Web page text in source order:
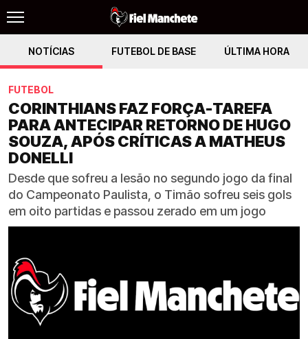
NOTÍCIAS FUTEBOL DE BASE ÚLTIMA HORA
FUTEBOL
CORINTHIANS FAZ FORÇA-TAREFA
PARA ANTECIPAR RETORNO DE HUGO
SOUZA, APÓS CRÍTICAS A MATHEUS
DONELLI
Desde que sofreu a lesão no segundo jogo da final
do Campeonato Paulista, o Timão sofreu seis gols
em oito partidas e passou zerado em um jogo